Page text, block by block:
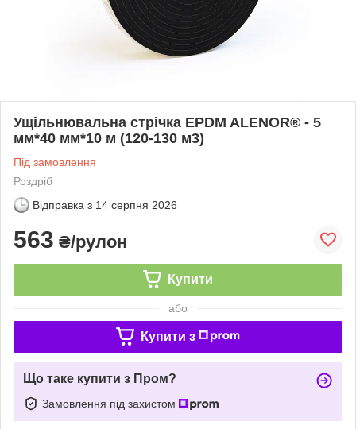
Ущільнювальна стрічка EPDM ALENOR® - 5
мм*40 мм*10 м (120-130 м3)
Під замовлення
Роздріб
Відправка з 14 серпня 2026
563 ₴/рулон
Купити
або
Купити з
Що таке купити з Пром?
Замовлення під захистом